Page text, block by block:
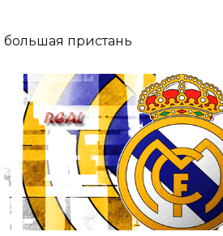
большая пристань